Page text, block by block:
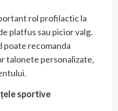
rol profilactic la
platfus sau picior valg.
recomanda
talonete personalizate,
sportive